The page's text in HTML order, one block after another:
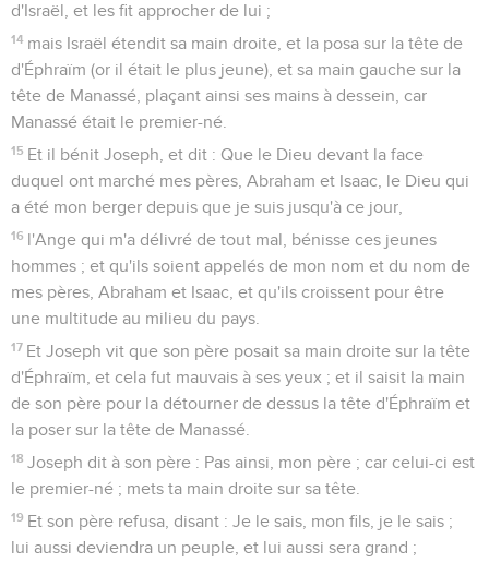
d'Israël, et les fit approcher de lui ;
14 mais Israël étendit sa main droite, et la posa sur la tête de
d'Éphraïm (or il était le plus jeune), et sa main gauche sur la
tête de Manassé, plaçant ainsi ses mains à dessein, car
Manassé était le premier-né.
15 Et il bénit Joseph, et dit : Que le Dieu devant la face
duquel ont marché mes pères, Abraham et Isaac, le Dieu qui
a été mon berger depuis que je suis jusqu'à ce jour,
16 l'Ange qui m'a délivré de tout mal, bénisse ces jeunes
hommes ; et qu'ils soient appelés de mon nom et du nom de
mes pères, Abraham et Isaac, et qu'ils croissent pour être
une multitude au milieu du pays.
17 Et Joseph vit que son père posait sa main droite sur la tête
d'Éphraïm, et cela fut mauvais à ses yeux ; et il saisit la main
de son père pour la détourner de dessus la tête d'Éphraïm et
la poser sur la tête de Manassé.
18 Joseph dit à son père : Pas ainsi, mon père ; car celui-ci est
le premier-né ; mets ta main droite sur sa tête.
19 Et son père refusa, disant : Je le sais, mon fils, je le sais ;
lui aussi deviendra un peuple, et lui aussi sera grand ;